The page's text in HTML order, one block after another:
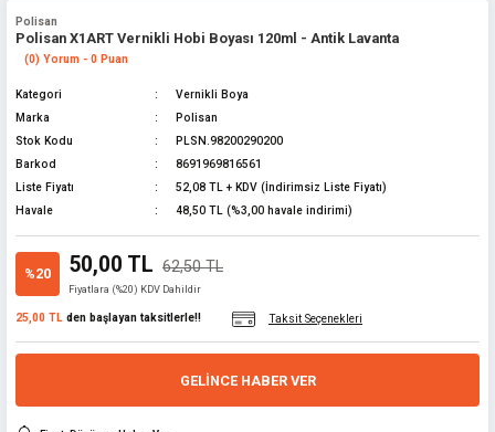
Polisan
Polisan X1ART Vernikli Hobi Boyası 120ml - Antik Lavanta
(0) Yorum - 0 Puan
Kategori
Vernikli Boya
Marka
Polisan
Stok Kodu
PLSN.98200290200
Barkod
8691969816561
Liste Fiyatı
52,08 TL + KDV (İndirimsiz Liste Fiyatı)
Havale
48,50 TL (%3,00 havale indirimi)
%20 50,00 TL 62,50 TL
Fiyatlara (%20) KDV Dahildir
25,00 TL den başlayan taksitlerle!! Taksit Seçenekleri
GELINCE HABER VER